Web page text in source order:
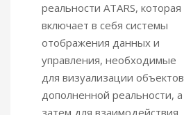
реальности ATARS, которая
включает в себя системы
отображения данных и
управления, необходимые
для визуализации объектов
дополненной реальности, а
затем для взаимодействия